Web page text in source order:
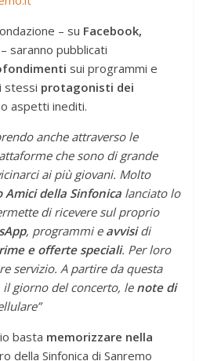
– su Facebook,
– saranno pubblicati
sui programmi e
stessi protagonisti dei
aspetti inediti.
anche attraverso le
che sono di grande
ai più giovani. Molto
Amici della Sinfonica lanciato lo
di ricevere sul proprio
, programmi e avvisidi
e offerte speciali. Per loro
servizio. A partire da questa
giorno del concerto, le note di
basta memorizzare nella
della Sinfonica di Sanremo